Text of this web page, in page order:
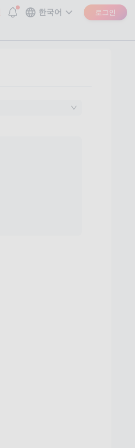
한국어 로그인